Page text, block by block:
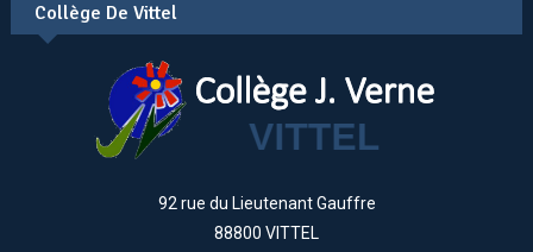
Collège De Vittel
92 rue du Lieutenant Gauffre
88800 VITTEL